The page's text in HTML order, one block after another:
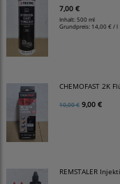
7,00 €
Inhalt: 500 ml
Grundpreis: 14,00 € / l
CHEMOFAST 2K
10,00 € 9,00 €
REMSTALER